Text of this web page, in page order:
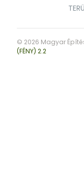
© 2026 Magyar
(FÉNY) 2.2